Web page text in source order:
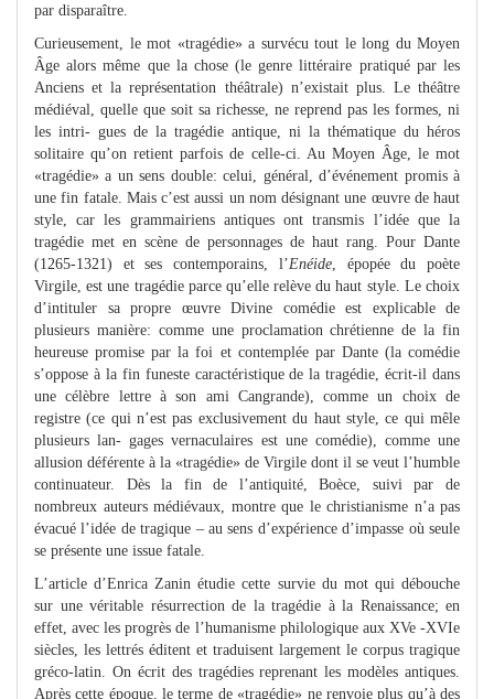
par disparaître.
Curieusement, le mot «tragédie» a survécu tout le long du Moyen
Âge alors même que la chose (le genre littéraire pratiqué par les
Anciens et la représentation théâtrale) n’existait plus. Le théâtre
médiéval, quelle que soit sa richesse, ne reprend pas les formes, ni
les intri- gues de la tragédie antique, ni la thématique du héros
solitaire qu’on retient parfois de celle-ci. Au Moyen Âge, le mot
«tragédie» a un sens double: celui, général, d’événement promis à
une fin fatale. Mais c’est aussi un nom désignant une œuvre de haut
style, car les grammairiens antiques ont transmis l’idée que la
tragédie met en scène de personnages de haut rang. Pour Dante
(1265-1321) et ses contemporains, l’Enéide, épopée du poète
Virgile, est une tragédie parce qu’elle relève du haut style. Le choix
d’intituler sa propre œuvre Divine comédie est explicable de
plusieurs manière: comme une proclamation chrétienne de la fin
heureuse promise par la foi et contemplée par Dante (la comédie
s’oppose à la fin funeste caractéristique de la tragédie, écrit-il dans
une célèbre lettre à son ami Cangrande), comme un choix de
registre (ce qui n’est pas exclusivement du haut style, ce qui mêle
plusieurs lan- gages vernaculaires est une comédie), comme une
allusion déférente à la «tragédie» de Virgile dont il se veut l’humble
continuateur. Dès la fin de l’antiquité, Boèce, suivi par de
nombreux auteurs médiévaux, montre que le christianisme n’a pas
évacué l’idée de tragique – au sens d’expérience d’impasse où seule
se présente une issue fatale.
L’article d’Enrica Zanin étudie cette survie du mot qui débouche
sur une véritable résurrection de la tragédie à la Renaissance; en
effet, avec les progrès de l’humanisme philologique aux XVe -XVIe
siècles, les lettrés éditent et traduisent largement le corpus tragique
gréco-latin. On écrit des tragédies reprenant les modèles antiques.
Après cette époque, le terme de «tragédie» ne renvoie plus qu’à des